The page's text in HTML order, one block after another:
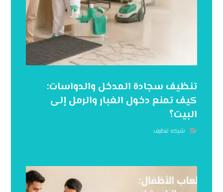
تنظيف سجادة المدخل والدواسات:
كيف تمنع دخول الغبار والرمل إلى
البيت؟
شركه تنظيف